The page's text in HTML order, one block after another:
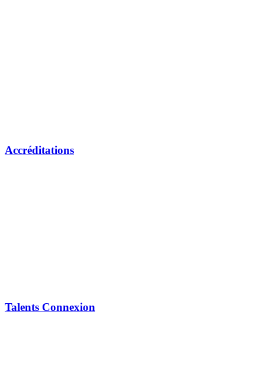
Accréditations
Talents Connexion